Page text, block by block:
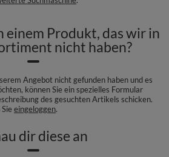
einem Produkt, das wir in
nicht haben?
Angebot nicht gefunden haben und es
können Sie ein spezielles Formular
des gesuchten Artikels schicken.
eingeloggen.
dir diese an